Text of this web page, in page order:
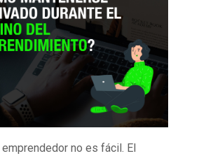
emprendedor no es fácil. El